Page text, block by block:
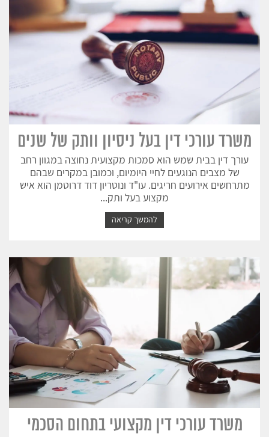
משרד עורכי דין בעל ניסיון וותק של שנים
עורך דין בבית שמש הוא סמכות מקצועית נחוצה במגוון רחב
של מצבים הנוגעים לחיי היומיום, וכמובן במקרים שבהם
מתרחשים אירועים חריגים. עו"ד ונוטריון דוד דרוטמן הוא איש
מקצוע בעל ותק...
להמשך קריאה
משרד עורכי דין מקצועי בתחום הסכמי